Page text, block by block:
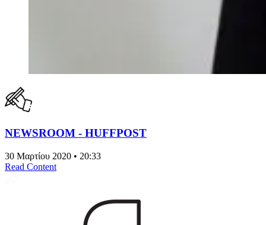
NEWSROOM - HUFFPOST
30 Μαρτίου 2020 • 20:33
Read Content